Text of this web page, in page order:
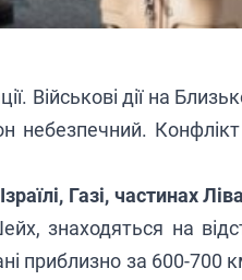
Військові дії на
небезпечний. Конфлікт
Ізраїлі, Газі, частинах
знаходяться на
приблизно за 600-700